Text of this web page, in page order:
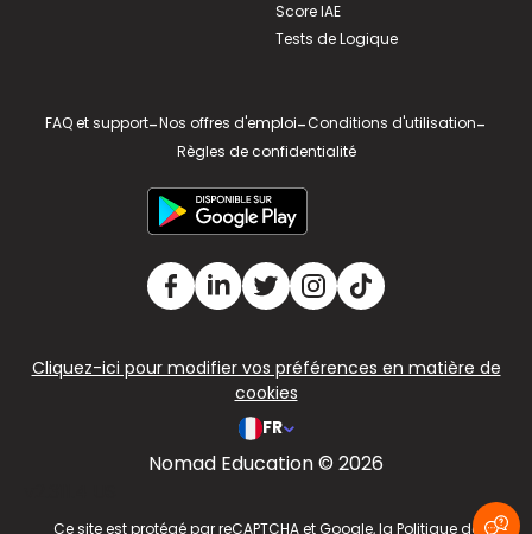
Score IAE
Tests de Logique
FAQ et support-Nos offres d'emploi-Conditions d'utilisation-
Règles de confidentialité
Cliquez-ici pour modifier vos préférences en matière de
cookies
FR
Nomad Education © 2026
Ce site est protégé par reCAPTCHA et Google, la Politique de